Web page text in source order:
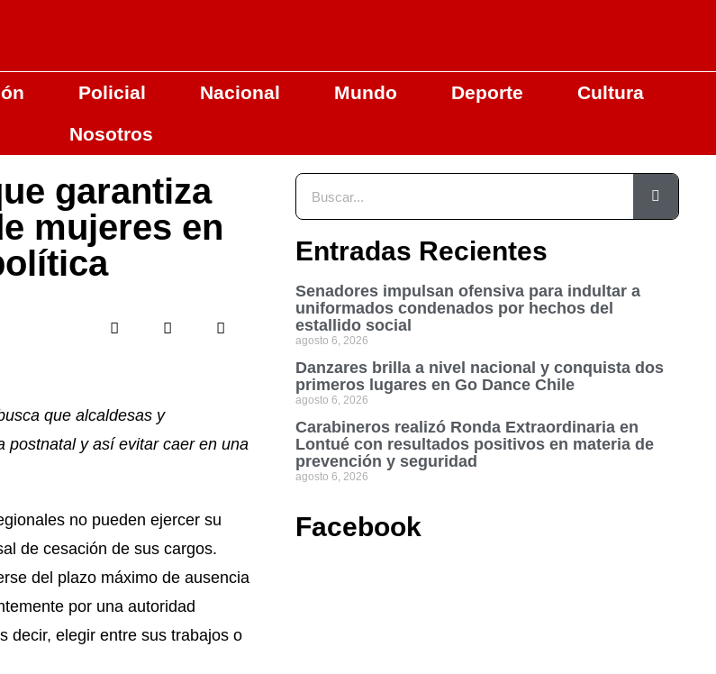
Policial Nacional Mundo Deporte
Cultura
Nosotros
garantiza
mujeres en
que alcaldesas y
postnatal y así evitar caer en una
no pueden ejercer su
de cesación de sus cargos.
del plazo máximo de ausencia
por una autoridad
decir, elegir entre sus trabajos o
Entradas Recientes
Senadores impulsan ofensiva para indultar a
uniformados condenados por hechos del
estallido social
agosto 6, 2026
Danzares brilla a nivel nacional y conquista dos
primeros lugares en Go Dance Chile
agosto 6, 2026
Carabineros realizó Ronda Extraordinaria en
Lontué con resultados positivos en materia de
prevención y seguridad
agosto 6, 2026
Facebook